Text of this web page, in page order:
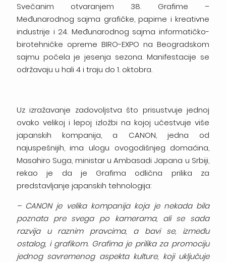
Svečanim otvaranjem 38. Grafime –
Međunarodnog sajma grafičke, papirne i kreativne
industrije i 24. Međunarodnog sajma informatičko-
birotehničke opreme BIRO-EXPO na Beogradskom
sajmu počela je jesenja sezona. Manifestacije se
održavaju u hali 4 i traju do 1. oktobra.
Uz izražavanje zadovoljstva što prisustvuje jednoj
ovako velikoj i lepoj izložbi na kojoj učestvuje više
japanskih kompanija, a CANON, jedna od
najuspešnijih, ima ulogu ovogodišnjeg domaćina,
Masahiro Suga, ministar u Ambasadi Japana u Srbiji,
rekao je da je Grafima odlična prilika za
predstavljanje japanskih tehnologija:
– CANON je velika kompanija koja je nekada bila
poznata pre svega po kamerama, ali se sada
razvija u raznim pravcima, a bavi se, između
ostalog, i grafikom. Grafima je prilika za promociju
jednog savremenog aspekta kulture, koji uključuje